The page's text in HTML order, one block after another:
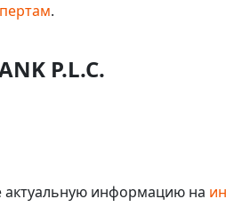
.
P.L.C.
актуальную информацию на